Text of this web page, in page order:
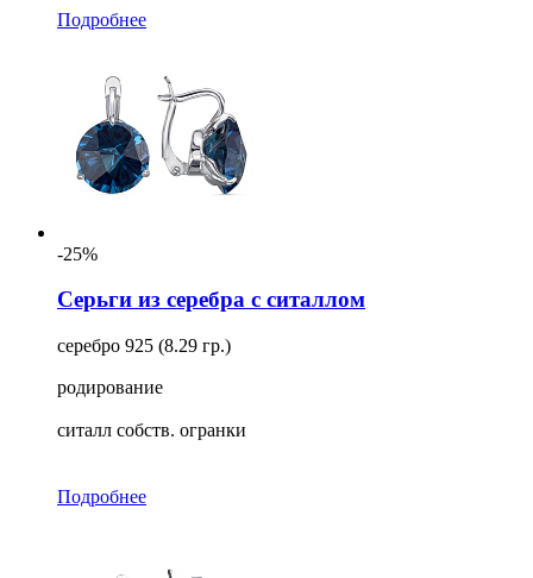
Подробнее
-25%
Серьги из серебра с ситаллом
серебро 925 (8.29 гр.)
родирование
ситалл собств. огранки
Подробнее